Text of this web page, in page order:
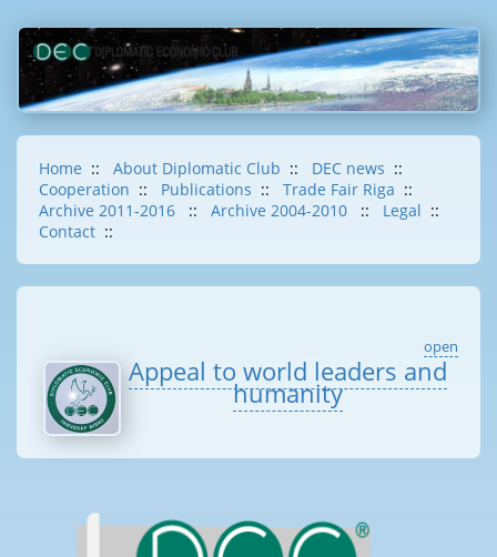
Home :: About Diplomatic Club :: DEC news ::
Cooperation :: Publications :: Trade Fair Riga ::
Archive 2011-2016
:: Archive 2004-2010 :: Legal ::
Contact ::
open
Appeal to world leaders and
humanity